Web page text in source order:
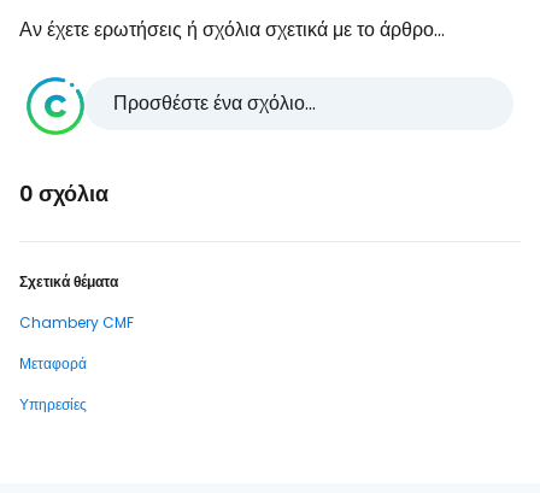
Αν έχετε ερωτήσεις ή σχόλια σχετικά με το άρθρο...
Προσθέστε ένα σχόλιο...
0 σχόλια
Σχετικά θέματα
Chambery CMF
Μεταφορά
Υπηρεσίες